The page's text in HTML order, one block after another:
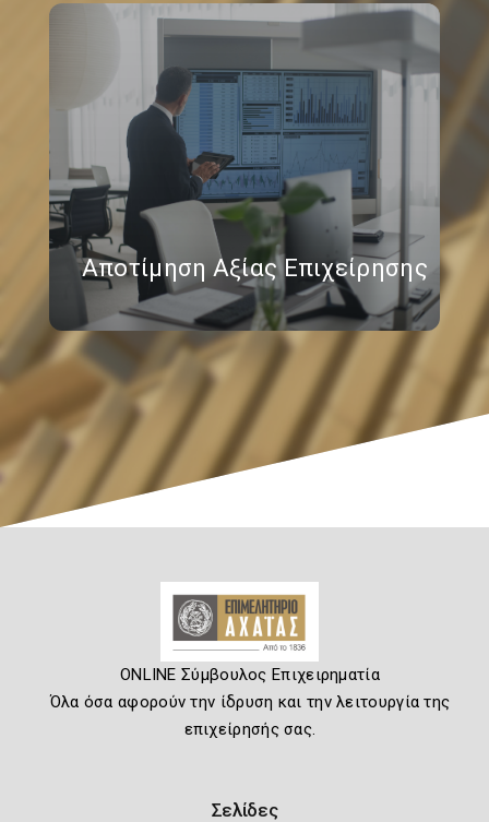
Αποτίμηση Αξίας Επιχείρησης
ONLINE Σύμβουλος Επιχειρηματία
Όλα όσα αφορούν την ίδρυση και την λειτουργία της
επιχείρησής σας.
Σελίδες